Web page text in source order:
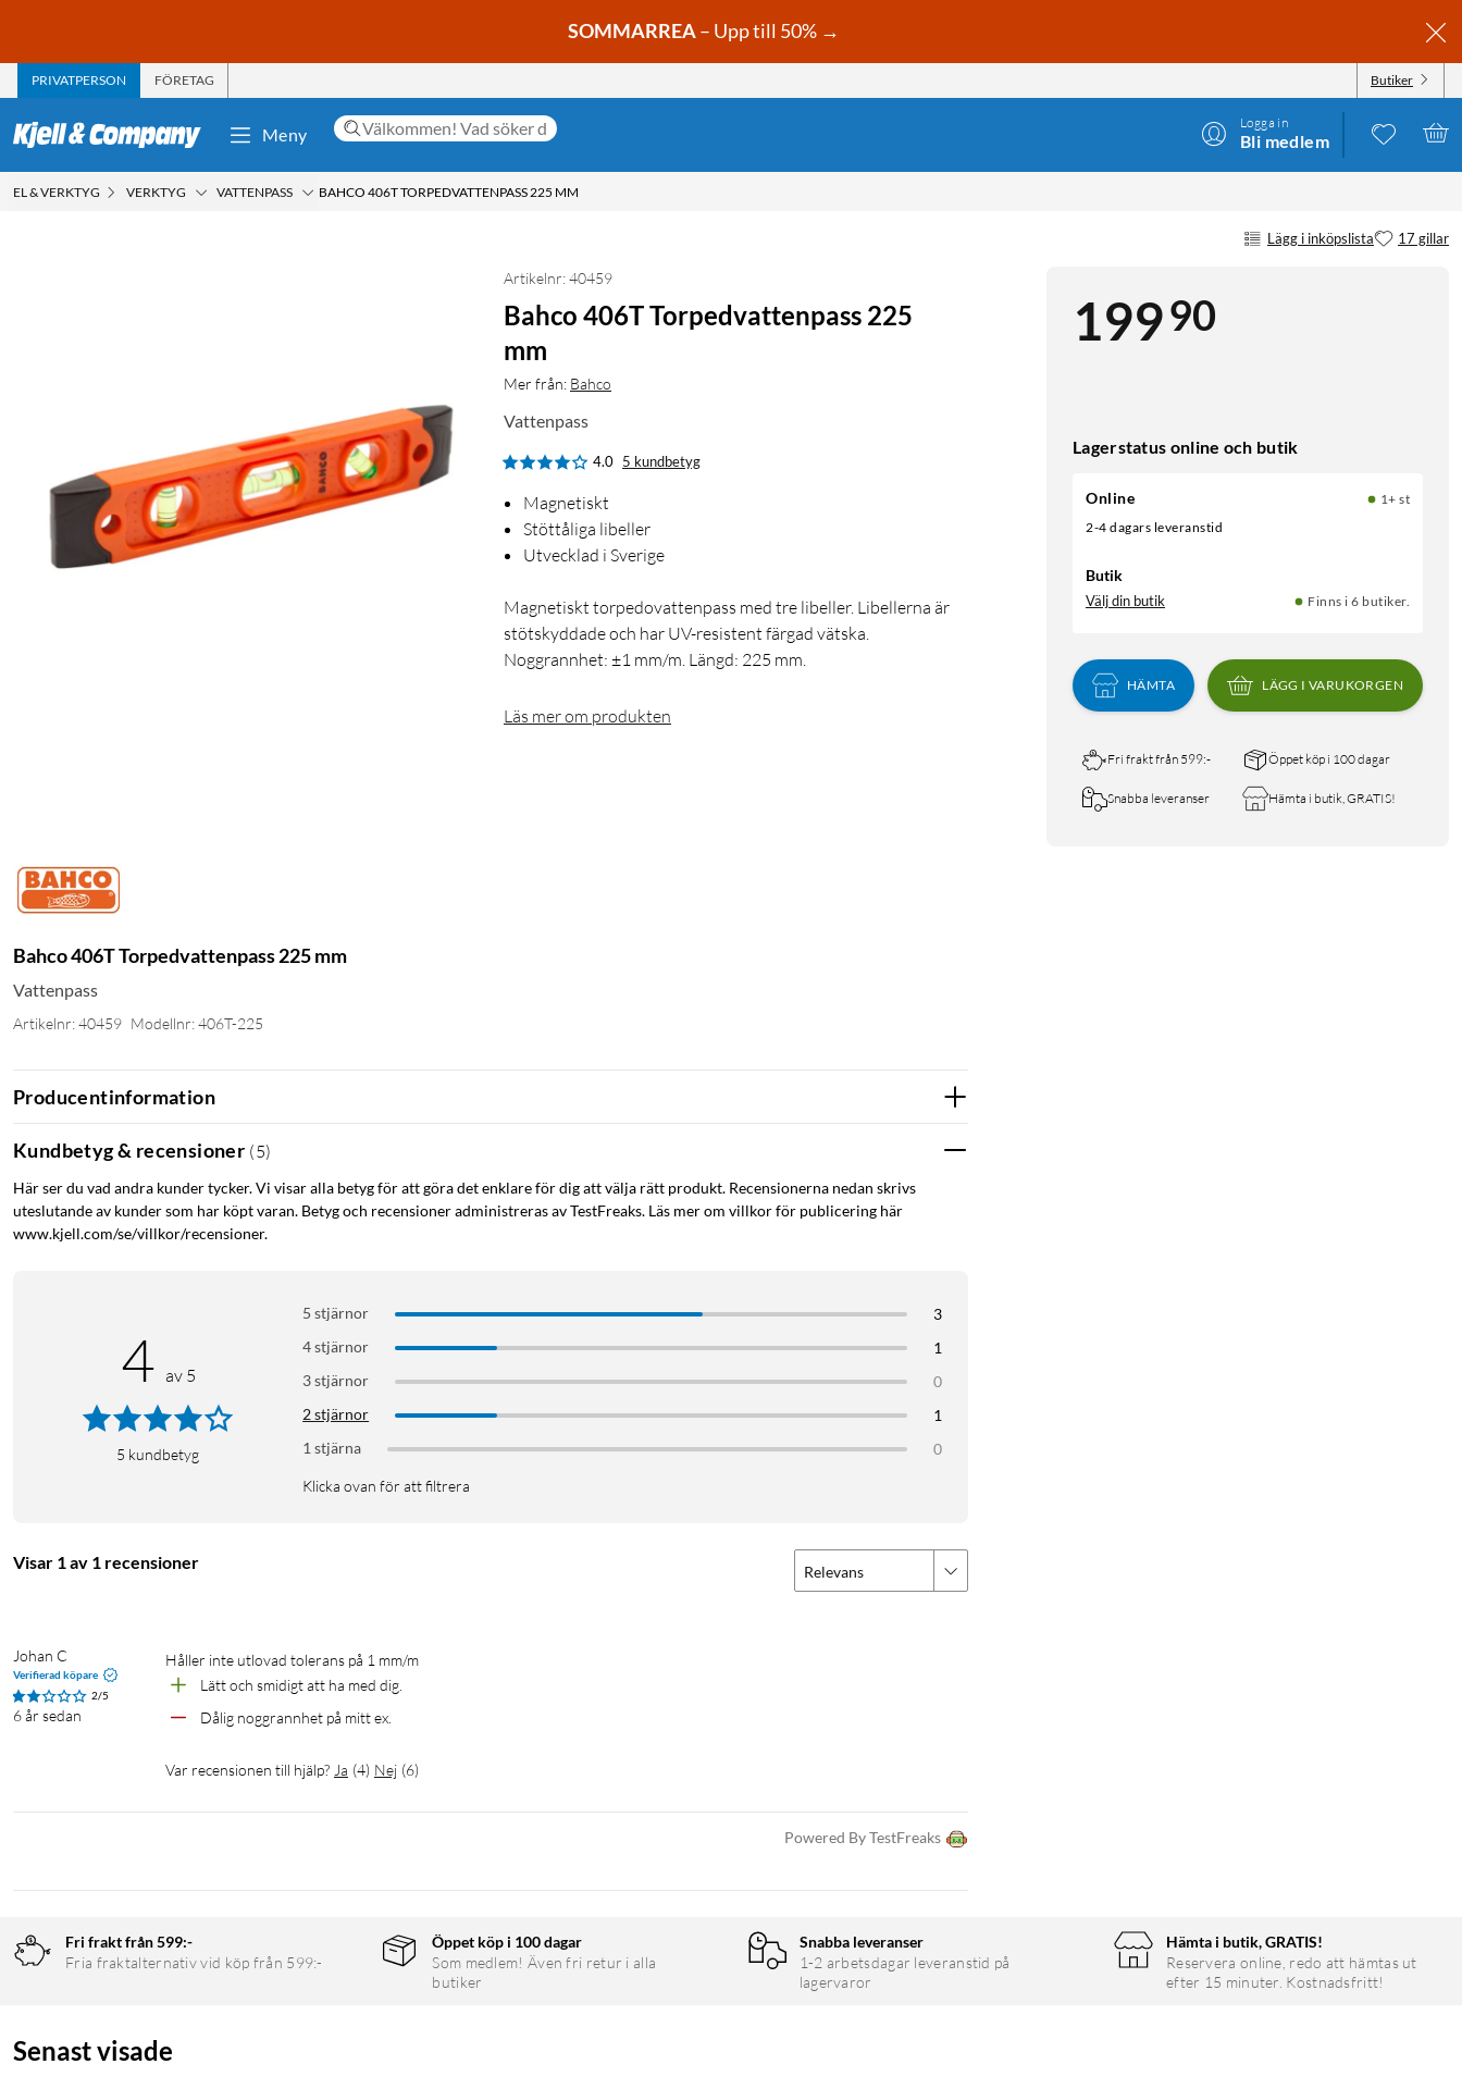
SOMMARREA– Upp till 50% →
PRIVATPERSON FÖRETAG Butiker
Meny
Logga in
Bli medlem
EL & VERKTYG VERKTYG VATTENPASS BAHCO 406T TORPEDVATTENPASS 225 MM
Lägg i inköpslista 17 gillar
19990
Lagerstatus online och butik
Online
1+ st
2-4 dagars leveranstid
Butik
Välj din butik Finns i 6 butiker.
HÄMTA LÄGG I VARUKORGEN
Fri frakt från 599:- Öppet köp i 100 dagar
Snabba leveranser Hämta i butik, GRATIS!
Artikelnr: 40459
Bahco 406T Torpedvattenpass 225
mm
Mer från: Bahco
Vattenpass
4.0 5 kundbetyg
Magnetiskt
Stöttåliga libeller
Utvecklad i Sverige
Magnetiskt torpedovattenpass med tre libeller. Libellerna är
stötskyddade och har UV-resistent färgad vätska.
Noggrannhet: ±1 mm/m. Längd: 225 mm.
Läs mer om produkten
Bahco 406T Torpedvattenpass 225 mm
Vattenpass
Artikelnr: 40459 Modellnr: 406T-225
Producentinformation
Kundbetyg & recensioner (5)
Här ser du vad andra kunder tycker. Vi visar alla betyg för att göra det enklare för dig att välja rätt produkt. Recensionerna nedan skrivs
uteslutande av kunder som har köpt varan. Betyg och recensioner administreras av TestFreaks. Läs mer om villkor för publicering här
www.kjell.com/se/villkor/recensioner.
4 av 5
5 kundbetyg
5 stjärnor
3
4 stjärnor
1
3 stjärnor
0
2 stjärnor
1
1 stjärna
0
Klicka ovan för att filtrera
Visar 1 av 1 recensioner Relevans
Johan C
Verifierad köpare
2/5
6 år sedan
Håller inte utlovad tolerans på 1 mm/m
Lätt och smidigt att ha med dig.
Dålig noggrannhet på mitt ex.
Var recensionen till hjälp? Ja (4) Nej (6)
Powered By TestFreaks
Fri frakt från 599:-
Fria fraktalternativ vid köp från 599:-
Öppet köp i 100 dagar
Som medlem! Även fri retur i alla
butiker
Snabba leveranser
1-2 arbetsdagar leveranstid på
lagervaror
Hämta i butik, GRATIS!
Reservera online, redo att hämtas ut
efter 15 minuter. Kostnadsfritt!
Senast visade